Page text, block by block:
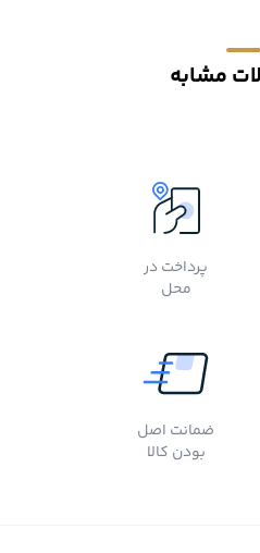
مشابه
پرداخت در
محل
ضمانت اصل
بودن کالا